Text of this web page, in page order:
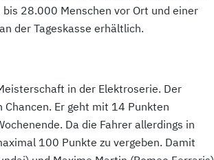
28.000 Menschen vor Ort und einer
der Tageskasse erhältlich.
in der Elektroserie. Der
Er geht mit 14 Punkten
Da die Fahrer allerdings in
100 Punkte zu vergeben. Damit